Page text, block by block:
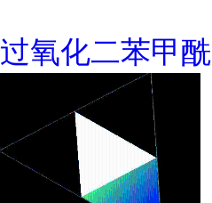
过氧化二苯甲酰